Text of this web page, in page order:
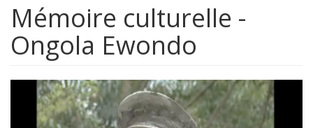
Mémoire culturelle -
Ongola Ewondo